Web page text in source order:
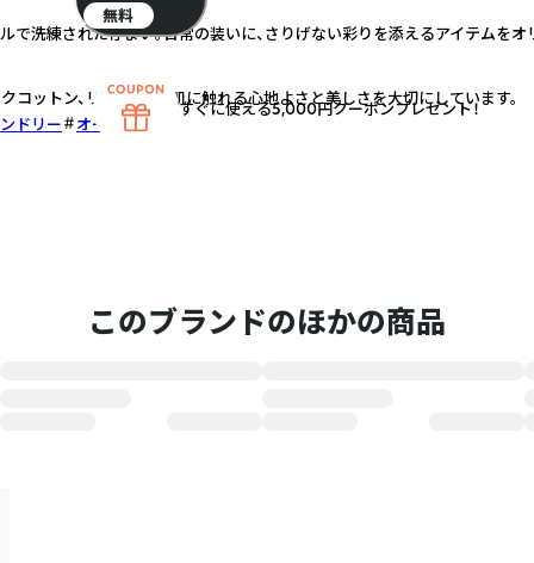
で洗練された佇まい。日常の装いに、さりげない彩りを添えるアイテムをオ
コットン、リネンなど、肌に触れる心地よさと美しさを大切にしています。
ドリー
オーガニック
このブランドのほかの商品
無料
すぐに使える5,000円クーポンプレゼント！